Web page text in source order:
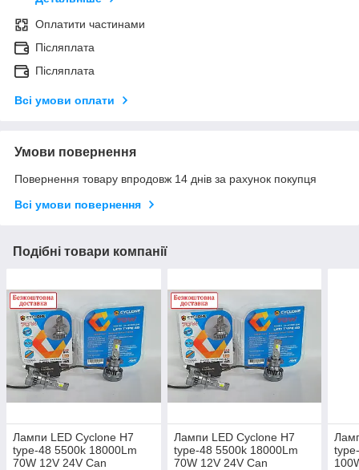
Оплатити частинами
Післяплата
Післяплата
Всі умови оплати
Умови повернення
Повернення товару впродовж 14 днів за рахунок покупця
Всі умови повернення
Подібні товари компанії
Лампи LED Cyclone H7
type-48 5500k 18000Lm
70W 12V 24V Can
Лампи LED Cyclone H7
type-48 5500k 18000Lm
70W 12V 24V Can